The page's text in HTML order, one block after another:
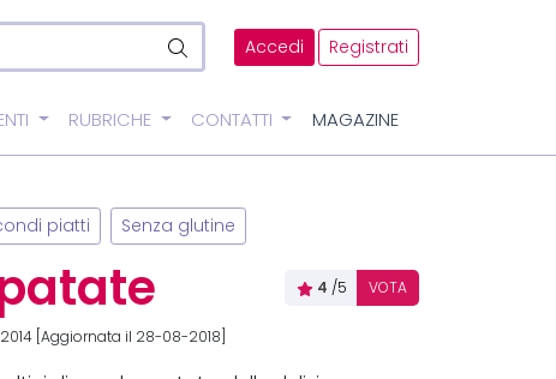
Accedi Registrati
RUBRICHE CONTATTI MAGAZINE
piatti Senza glutine
4 /5 VOTA
[Aggiornata il 28-08-2018]